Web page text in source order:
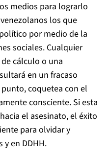
medios para lograrlo
los que
por medio de la
sociales. Cualquier
cálculo o una
en un fracaso
coquetea con el
consciente. Si esta
el asesinato, el éxito
para olvidar y
y en DDHH.